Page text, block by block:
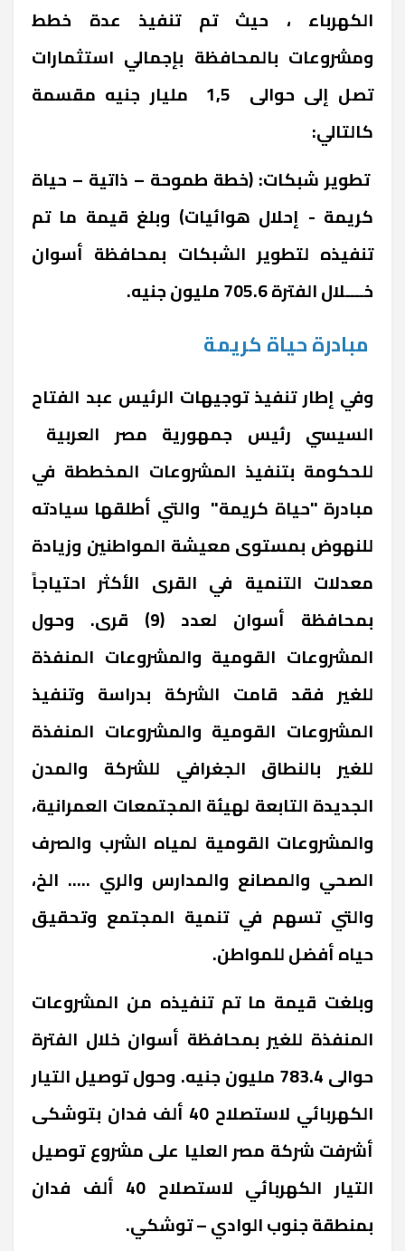
الكهرباء ، حيث تم تنفيذ عدة خطط
ومشروعات بالمحافظة بإجمالي استثمارات
تصل إلى حوالى 1,5 مليار جنيه مقسمة
كالتالي:
تطوير شبكات: (خطة طموحة – ذاتية – حياة
كريمة - إحلال هوائيات) وبلغ قيمة ما تم
تنفيذه لتطوير الشبكات بمحافظة أسوان
خــــلال الفترة 705.6 مليون جنيه.
مبادرة حياة كريمة
وفي إطار تنفيذ توجيهات الرئيس عبد الفتاح
السيسي رئيس جمهورية مصر العربية
للحكومة بتنفيذ المشروعات المخططة في
مبادرة "حياة كريمة" والتي أطلقها سيادته
للنهوض بمستوى معيشة المواطنين وزيادة
معدلات التنمية في القرى الأكثر احتياجاً
بمحافظة أسوان لعدد (9) قرى. وحول
المشروعات القومية والمشروعات المنفذة
للغير فقد قامت الشركة بدراسة وتنفيذ
المشروعات القومية والمشروعات المنفذة
للغير بالنطاق الجغرافي للشركة والمدن
الجديدة التابعة لهيئة المجتمعات العمرانية،
والمشروعات القومية لمياه الشرب والصرف
الصحي والمصانع والمدارس والري ..... الخ،
والتي تسهم في تنمية المجتمع وتحقيق
حياه أفضل للمواطن.
وبلغت قيمة ما تم تنفيذه من المشروعات
المنفذة للغير بمحافظة أسوان خلال الفترة
حوالى 783.4 مليون جنيه. وحول توصيل التيار
الكهربائي لاستصلاح 40 ألف فدان بتوشكى
أشرفت شركة مصر العليا على مشروع توصيل
التيار الكهربائي لاستصلاح 40 ألف فدان
بمنطقة جنوب الوادي – توشكي.